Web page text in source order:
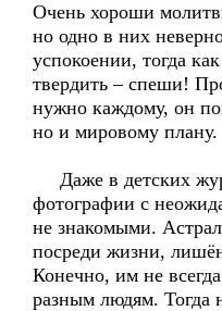
Очень хороши
но одно в них
успокоении, тогда
твердить – спеши!
нужно каждому, он
но и мировому плану.
Даже в детских
фотографии с
не знакомыми.
посреди жизни,
Конечно, им не
разным людям. Тогда